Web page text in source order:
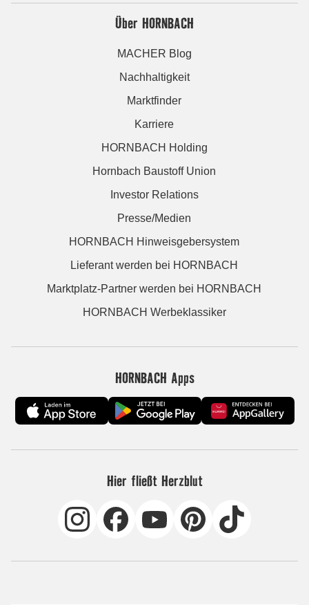
Über HORNBACH
MACHER Blog
Nachhaltigkeit
Marktfinder
Karriere
HORNBACH Holding
Hornbach Baustoff Union
Investor Relations
Presse/Medien
HORNBACH Hinweisgebersystem
Lieferant werden bei HORNBACH
Marktplatz-Partner werden bei HORNBACH
HORNBACH Werbeklassiker
HORNBACH Apps
Hier fließt Herzblut